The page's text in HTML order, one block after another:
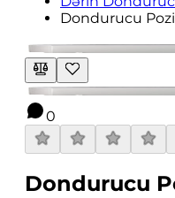
Dondurucu
0
Dondurucu